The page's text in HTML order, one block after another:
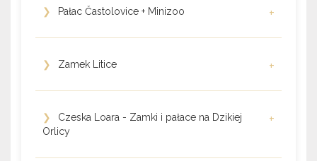
❯ Pałac Častolovice + Minizoo +
❯ Zamek Litice +
❯
Czeska Loara - Zamki i pałace na Dzikiej
Orlicy
+